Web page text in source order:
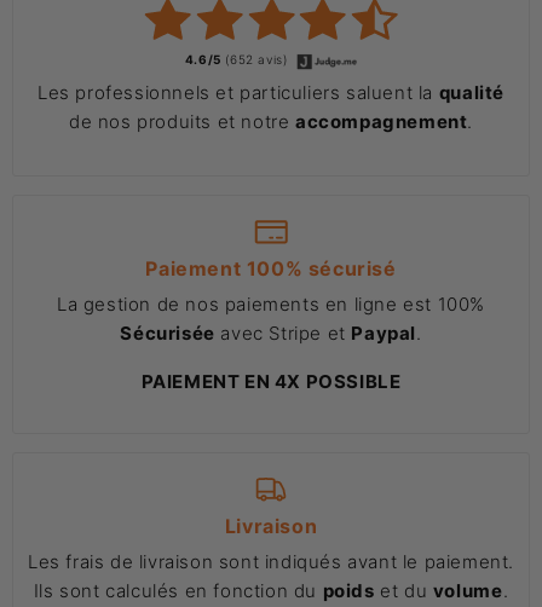
4.6/5 (652 avis)
Les professionnels et particuliers saluent la qualité
de nos produits et notre accompagnement
Paiement 100% sécurisé
La gestion de nos paiements en ligne est 100%
Sécurisée avec Stripe et Paypal
PAIEMENT EN 4X POSSIBLE
Livraison
Les frais de livraison sont indiqués avant le paiement.
Ils sont calculés en fonction du poids et du volume